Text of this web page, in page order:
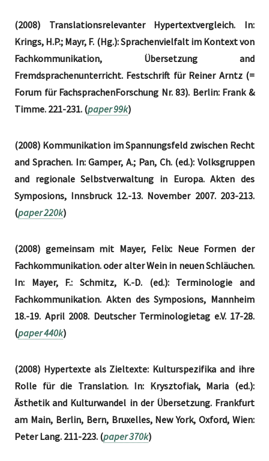
(2008) Translationsrelevanter Hypertextvergleich. In:
Krings, H.P.; Mayr, F. (Hg.): Sprachenvielfalt im Kontext von
Fachkommunikation, Übersetzung and
Fremdsprachenunterricht. Festschrift für Reiner Arntz (=
Forum für FachsprachenForschung Nr. 83). Berlin: Frank &
Timme. 221-231. (paper 99k)
(2008) Kommunikation im Spannungsfeld zwischen Recht
and Sprachen. In: Gamper, A.; Pan, Ch. (ed.): Volksgruppen
and regionale Selbstverwaltung in Europa. Akten des
Symposions, Innsbruck 12.-13. November 2007. 203-213.
(paper 220k)
(2008) gemeinsam mit Mayer, Felix: Neue Formen der
Fachkommunikation. oder alter Wein in neuen Schläuchen.
In: Mayer, F.: Schmitz, K.-D. (ed.): Terminologie and
Fachkommunikation. Akten des Symposions, Mannheim
18.-19. April 2008. Deutscher Terminologietag e.V. 17-28.
(paper 440k)
(2008) Hypertexte als Zieltexte: Kulturspezifika and ihre
Rolle für die Translation. In: Krysztofiak, Maria (ed.):
Ästhetik and Kulturwandel in der Übersetzung. Frankfurt
am Main, Berlin, Bern, Bruxelles, New York, Oxford, Wien:
Peter Lang. 211-223. (paper 370k)